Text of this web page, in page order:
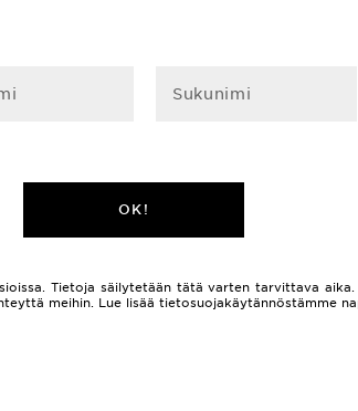
Sukunimi
OK!
Tietoja säilytetään tätä varten tarvittava
meihin. Lue lisää tietosuojakäytännöstämme